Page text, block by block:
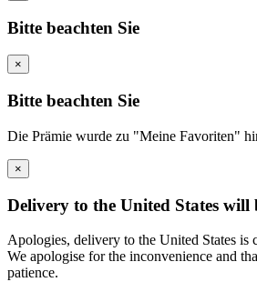
Bitte beachten Sie
×
Bitte beachten Sie
Die Prämie wurde zu "Meine Favoriten"
×
Delivery to the United States will
Apologies, delivery to the United States is
We apologise for the inconvenience and
patience.